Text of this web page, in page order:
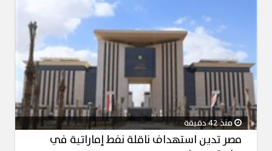
منذ 42 دقيقة
مصر تدين استهداف ناقلة نفط إماراتية في